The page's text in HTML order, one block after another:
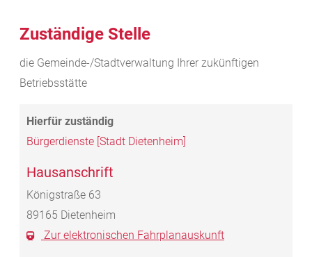
Zuständige Stelle
die Gemeinde-/Stadtverwaltung Ihrer zukünftigen
Betriebsstätte
Bürgerdienste [Stadt Dietenheim]
Hausanschrift
Königstraße 63
89165 Dietenheim
Zur elektronischen Fahrplanauskunft